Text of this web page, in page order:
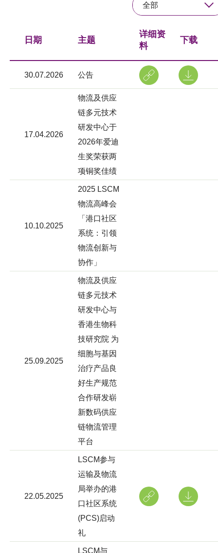
全部
日期 主题
详细资
料
下载
30.07.2026 公告
17.04.2026
物流及供应
链多元技术
研发中心于
2026年爱迪
生奖荣获两
项铜奖佳绩
10.10.2025
2025 LSCM
物流高峰会
「港口社区
系统：引领
物流创新与
协作」
25.09.2025
物流及供应
链多元技术
研发中心与
香港生物科
技研究院 为
细胞与基因
治疗产品良
好生产规范
合作研发崭
新数码供应
链物流管理
平台
22.05.2025
LSCM参与
运输及物流
局举办的港
口社区系统
(PCS)启动
礼
LSCM与